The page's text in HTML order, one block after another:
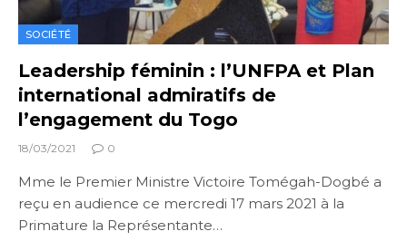
SOCIÉTÉ
Leadership féminin : l’UNFPA et Plan
international admiratifs de
l’engagement du Togo
18/03/2021 0
Mme le Premier Ministre Victoire Tomégah-Dogbé a
reçu en audience ce mercredi 17 mars 2021 à la
Primature la Représentante…